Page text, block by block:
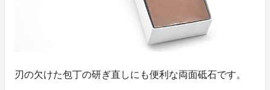
刃の欠けた包丁の研ぎ直しにも便利な両面砥石です。